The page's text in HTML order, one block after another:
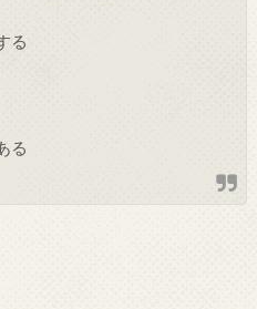
る
る